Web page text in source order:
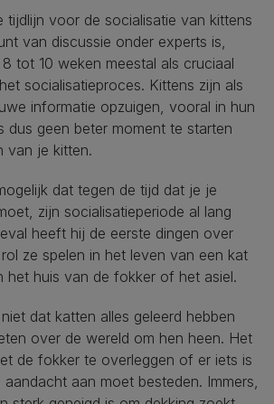
tijdlijn voor de socialisatie van kittens
van discussie onder experts is,
tot 10 weken meestal als cruciaal
socialisatieproces. Kittens zijn als
informatie opzuigen, vooral in hun
dus geen beter moment te starten
van je kitten.
dat tegen de tijd dat je je
zijn socialisatieperiode al lang
heeft hij de eerste dingen over
ze spelen in het leven van een kat
het huis van de fokker of het asiel.
dat katten alles geleerd hebben
over de wereld om hen heen. Het
de fokker te overleggen of er iets is
aan moet besteden. Immers,